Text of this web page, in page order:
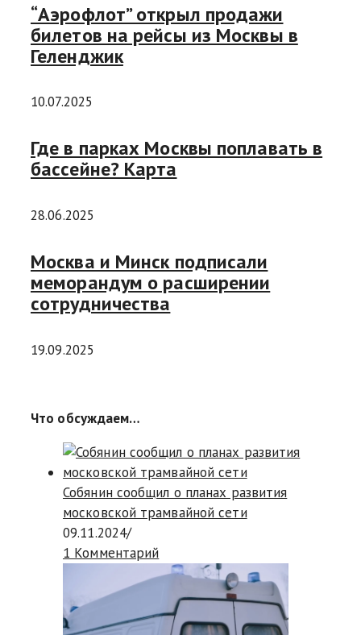
“Аэрофлот” открыл продажи
билетов на рейсы из Москвы в
Геленджик
10.07.2025
Где в парках Москвы поплавать в
бассейне? Карта
28.06.2025
Москва и Минск подписали
меморандум о расширении
сотрудничества
19.09.2025
Что обсуждаем…
Собянин сообщил о планах развития
московской трамвайной сети
09.11.2024/
1 Комментарий